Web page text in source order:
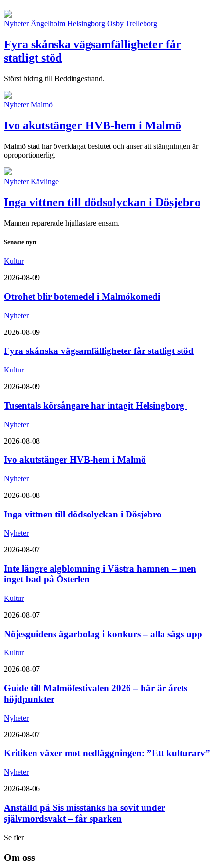
Nyheter Ängelholm Helsingborg Osby Trelleborg
Fyra skånska vägsamfälligheter får
statligt stöd
Störst bidrag till Beddingestrand.
Nyheter Malmö
Ivo akutstänger HVB-hem i Malmö
Malmö stad har överklagat beslutet och anser att stängningen är
oproportionerlig.
Nyheter Kävlinge
Inga vittnen till dödsolyckan i Dösjebro
Mannen reparerade hjullastare ensam.
Senaste nytt
Kultur
2026-08-09
Otrohet blir botemedel i Malmökomedi
Nyheter
2026-08-09
Fyra skånska vägsamfälligheter får statligt stöd
Kultur
2026-08-09
Tusentals körsångare har intagit Helsingborg
Nyheter
2026-08-08
Ivo akutstänger HVB-hem i Malmö
Nyheter
2026-08-08
Inga vittnen till dödsolyckan i Dösjebro
Nyheter
2026-08-07
Inte längre algblomning i Västra hamnen – men
inget bad på Österlen
Kultur
2026-08-07
Nöjesguidens ägarbolag i konkurs – alla sägs upp
Kultur
2026-08-07
Guide till Malmöfestivalen 2026 – här är årets
höjdpunkter
Nyheter
2026-08-07
Kritiken växer mot nedläggningen: ”Ett kulturarv”
Nyheter
2026-08-06
Anställd på Sis misstänks ha sovit under
självmordsvakt – får sparken
Se fler
Om oss